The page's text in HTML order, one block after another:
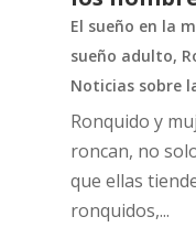
El sueño en la
sueño adulto,
Noticias sobre
Ronquido y
roncan, no
que ellas
ronquidos,...